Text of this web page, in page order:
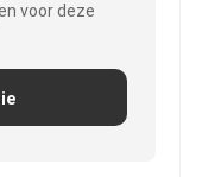
voor deze